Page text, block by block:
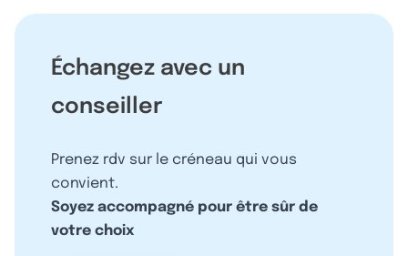
Échangez avec un
conseiller
Prenez rdv sur le créneau qui vous
convient.
Soyez accompagné pour être sûr de
votre choix